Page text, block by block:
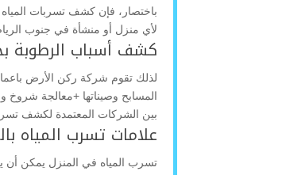
باختصار، فإن كشف تسربات المياه
لأي منزل أو منشأة في جنوب
كشف أسباب الرطوبة
لذلك تقوم شركة ركن الأرض
المسابح وصيناتها +معالجة شروخ
بين الشركات المعتمدة لكشف
علامات تسرب المياه
تسرب المياه في المنزل يمكن أن